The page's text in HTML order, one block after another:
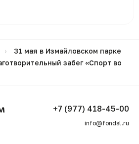
›
31 мая в Измайловском парке
забег «Спорт во
+7 (977) 418-45-00
info@fondsl.ru